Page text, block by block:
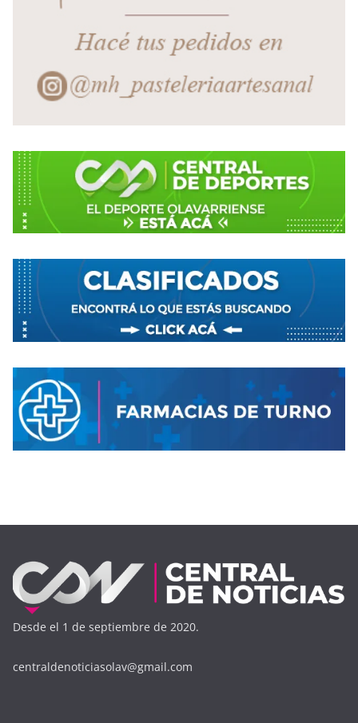
Desde el 1 de septiembre de 2020.
centraldenoticiasolav@gmail.com